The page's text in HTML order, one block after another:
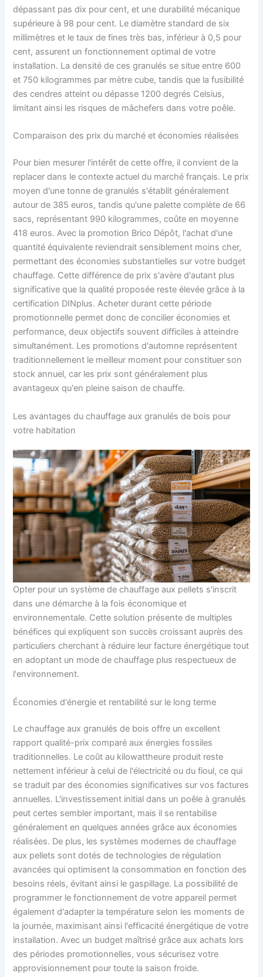
dépassant pas dix pour cent, et une durabilité mécanique
supérieure à 98 pour cent. Le diamètre standard de six
millimètres et le taux de fines très bas, inférieur à 0,5 pour
cent, assurent un fonctionnement optimal de votre
installation. La densité de ces granulés se situe entre 600
et 750 kilogrammes par mètre cube, tandis que la fusibilité
des cendres atteint ou dépasse 1200 degrés Celsius,
limitant ainsi les risques de mâchefers dans votre poêle.
Comparaison des prix du marché et économies réalisées
Pour bien mesurer l'intérêt de cette offre, il convient de la
replacer dans le contexte actuel du marché français. Le prix
moyen d'une tonne de granulés s'établit généralement
autour de 385 euros, tandis qu'une palette complète de 66
sacs, représentant 990 kilogrammes, coûte en moyenne
418 euros. Avec la promotion Brico Dépôt, l'achat d'une
quantité équivalente reviendrait sensiblement moins cher,
permettant des économies substantielles sur votre budget
chauffage. Cette différence de prix s'avère d'autant plus
significative que la qualité proposée reste élevée grâce à la
certification DINplus. Acheter durant cette période
promotionnelle permet donc de concilier économies et
performance, deux objectifs souvent difficiles à atteindre
simultanément. Les promotions d'automne représentent
traditionnellement le meilleur moment pour constituer son
stock annuel, car les prix sont généralement plus
avantageux qu'en pleine saison de chauffe.
Les avantages du chauffage aux granulés de bois pour
votre habitation
Opter pour un système de chauffage aux pellets s'inscrit
dans une démarche à la fois économique et
environnementale. Cette solution présente de multiples
bénéfices qui expliquent son succès croissant auprès des
particuliers cherchant à réduire leur facture énergétique tout
en adoptant un mode de chauffage plus respectueux de
l'environnement.
Économies d'énergie et rentabilité sur le long terme
Le chauffage aux granulés de bois offre un excellent
rapport qualité-prix comparé aux énergies fossiles
traditionnelles. Le coût au kilowattheure produit reste
nettement inférieur à celui de l'électricité ou du fioul, ce qui
se traduit par des économies significatives sur vos factures
annuelles. L'investissement initial dans un poêle à granulés
peut certes sembler important, mais il se rentabilise
généralement en quelques années grâce aux économies
réalisées. De plus, les systèmes modernes de chauffage
aux pellets sont dotés de technologies de régulation
avancées qui optimisent la consommation en fonction des
besoins réels, évitant ainsi le gaspillage. La possibilité de
programmer le fonctionnement de votre appareil permet
également d'adapter la température selon les moments de
la journée, maximisant ainsi l'efficacité énergétique de votre
installation. Avec un budget maîtrisé grâce aux achats lors
des périodes promotionnelles, vous sécurisez votre
approvisionnement pour toute la saison froide.